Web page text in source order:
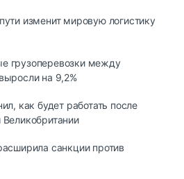
изменит мировую логистику
грузоперевозки между
на 9,2%
как будет работать после
санкции против